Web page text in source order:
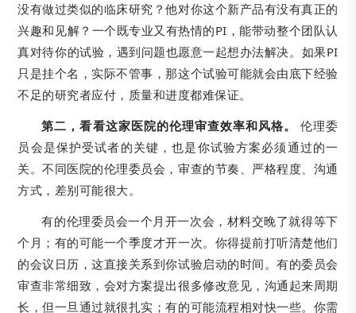
没有做过类似的临床研究？他对你这个新产品有没有真正的
兴趣和见解？一个既专业又有热情的PI，能带动整个团队认
真对待你的试验，遇到问题也愿意一起想办法解决。如果PI
只是挂个名，实际不管事，那这个试验可能就会由底下经验
不足的研究者应付，质量和进度都难保证。
第二，看看这家医院的伦理审查效率和风格。
伦理委
员会是保护受试者的关键，也是你试验方案必须通过的一
关。不同医院的伦理委员会，审查的节奏、严格程度、沟通
方式，差别可能很大。
有的伦理委员会一个月开一次会，材料交晚了就得等下
个月；有的可能一个季度才开一次。你得提前打听清楚他们
的会议日历，这直接关系到你试验启动的时间。有的委员会
审查非常细致，会对方案提出很多修改意见，沟通起来周期
长，但一旦通过就很扎实；有的可能流程相对快一些。你需